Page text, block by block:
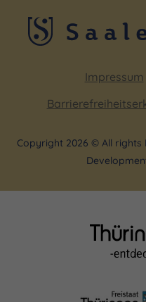
Impressum
Copyright 2026 © All rights